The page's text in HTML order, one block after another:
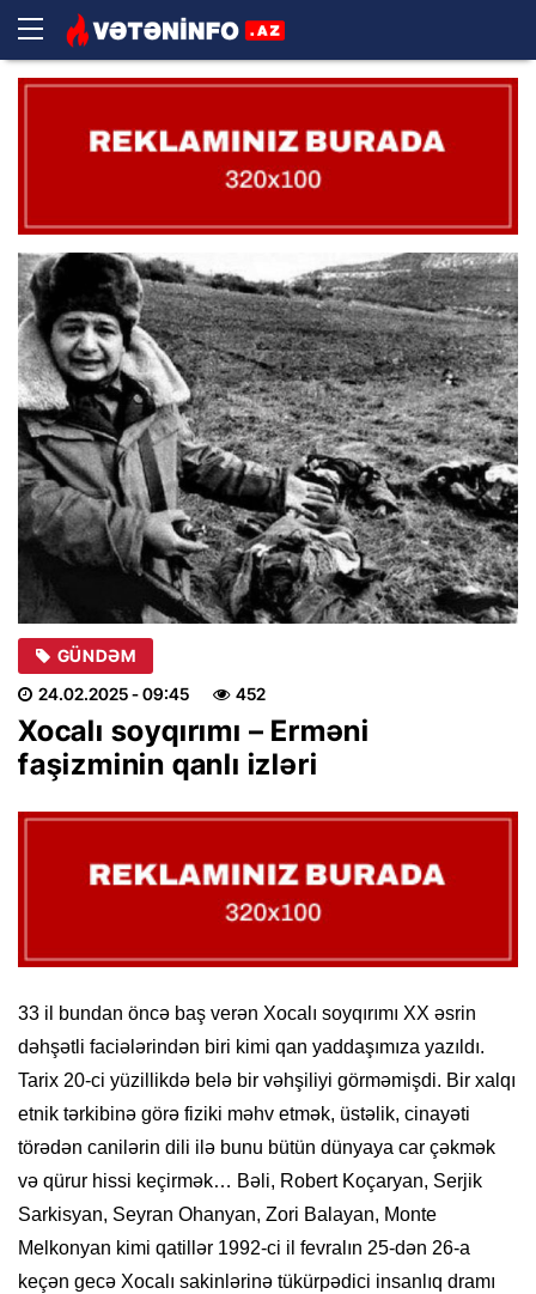
GÜNDƏM
24.02.2025- 09:45 452
Xocalı soyqırımı – Erməni
faşizminin qanlı izləri
33 il bundan öncə baş verən Xocalı soyqırımı XX əsrin
dəhşətli faciələrindən biri kimi qan yaddaşımıza yazıldı.
Tarix 20-ci yüzillikdə belə bir vəhşiliyi görməmişdi. Bir xalqı
etnik tərkibinə görə fiziki məhv etmək, üstəlik, cinayəti
törədən canilərin dili ilə bunu bütün dünyaya car çəkmək
və qürur hissi keçirmək… Bəli, Robert Koçaryan, Serjik
Sarkisyan, Seyran Ohanyan, Zori Balayan, Monte
Melkonyan kimi qatillər 1992-ci il fevralın 25-dən 26-a
keçən gecə Xocalı sakinlərinə tükürpədici insanlıq dramı